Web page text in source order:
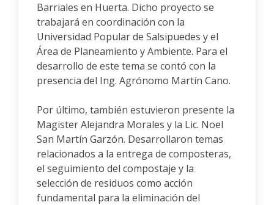
Barriales en Huerta. Dicho proyecto se
trabajará en coordinación con la
Universidad Popular de Salsipuedes y el
Área de Planeamiento y Ambiente. Para el
desarrollo de este tema se contó con la
presencia del Ing. Agrónomo Martín Cano.
Por último, también estuvieron presente la
Magister Alejandra Morales y la Lic. Noel
San Martín Garzón. Desarrollaron temas
relacionados a la entrega de composteras,
el seguimiento del compostaje y la
selección de residuos como acción
fundamental para la eliminación del